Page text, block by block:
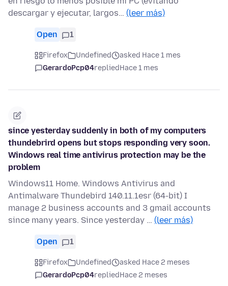
descargar y ejecutar, largos… (leer más)
Open 1
Firefox Undefined
asked Hace 1 mes
GerardoPcp04repliedHace 1 mes
since yesterday suddenly in both of my computers
thundebrird opens but stops responding very soon.
Windows real time antivirus protection may be the
problem
Windows11 Home. Windows Antivirus and
Antimalware Thundebird 140.11.1esr (64-bit) I
manage 2 business accounts and 3 gmail accounts
since many years. Since yesterday … (leer más)
Open 1
Firefox Undefined
asked Hace 2 meses
GerardoPcp04repliedHace 2 meses